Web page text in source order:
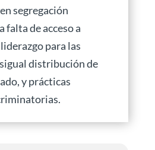
segregación
falta de acceso a
para las
distribución de
y prácticas